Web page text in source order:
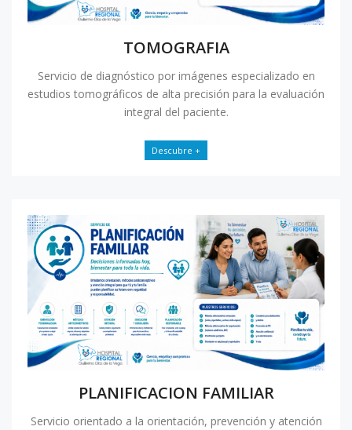
TOMOGRAFIA
Servicio de diagnóstico por imágenes especializado en
estudios tomográficos de alta precisión para la evaluación
integral del paciente.
Descubre +
PLANIFICACION FAMILIAR
Servicio orientado a la orientación, prevención y atención